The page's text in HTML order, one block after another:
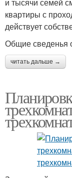
квартиры с
действует
Общие сведенья
читать дальше →